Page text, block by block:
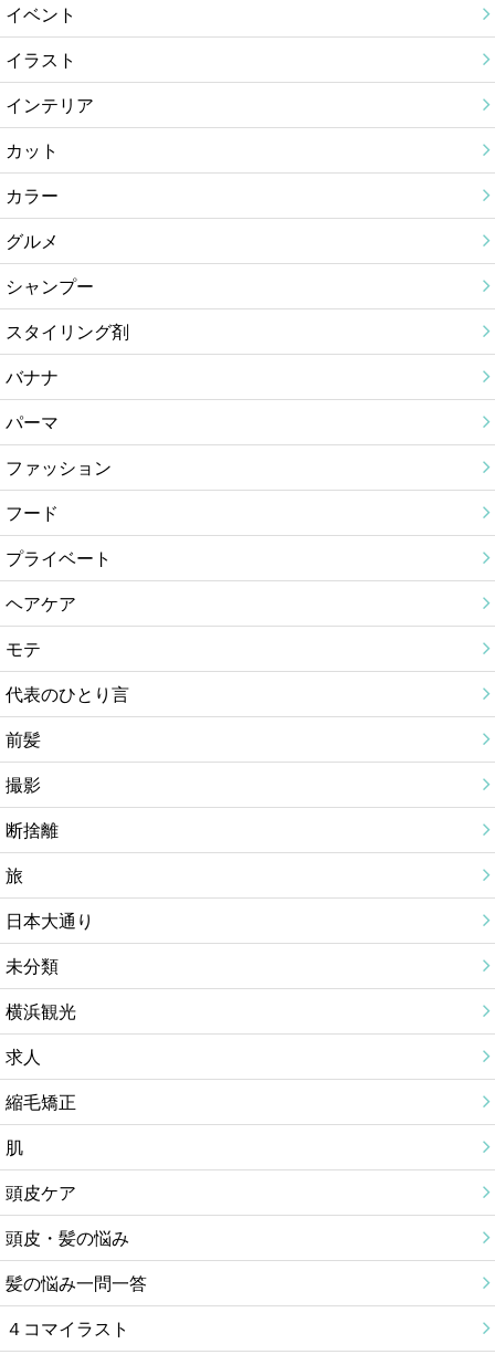
イベント
イラスト
インテリア
カット
カラー
グルメ
シャンプー
スタイリング剤
バナナ
パーマ
ファッション
フード
プライベート
ヘアケア
モテ
代表のひとり言
前髪
撮影
断捨離
旅
日本大通り
未分類
横浜観光
求人
縮毛矯正
肌
頭皮ケア
頭皮・髪の悩み
髪の悩み一問一答
４コマイラスト